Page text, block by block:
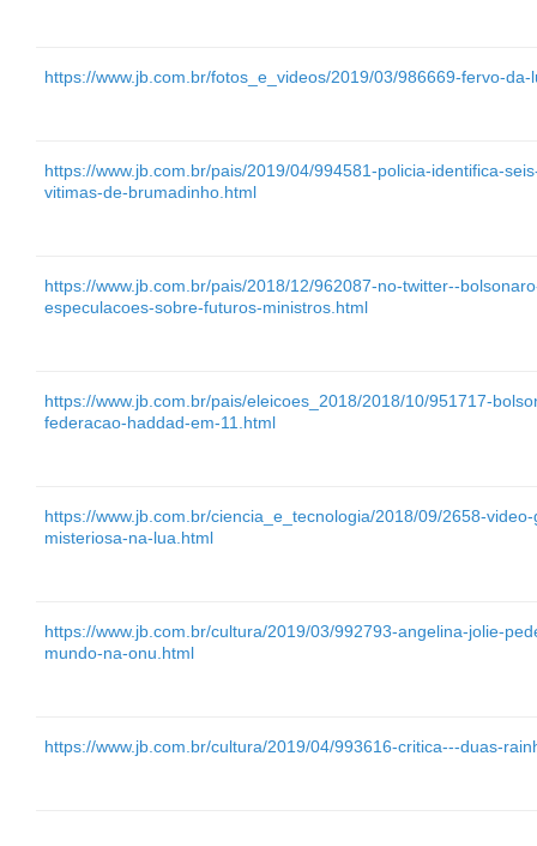
https://www.jb.com.br/fotos_e_videos/2019/03/986669-fervo-
https://www.jb.com.br/pais/2019/04/994581-policia-identifica-
vitimas-de-brumadinho.html
https://www.jb.com.br/pais/2018/12/962087-no-twitter--
especulacoes-sobre-futuros-ministros.html
https://www.jb.com.br/pais/eleicoes_2018/2018/10/951717-
federacao-haddad-em-11.html
https://www.jb.com.br/ciencia_e_tecnologia/2018/09/2658-
misteriosa-na-lua.html
https://www.jb.com.br/cultura/2019/03/992793-angelina-jolie-
mundo-na-onu.html
https://www.jb.com.br/cultura/2019/04/993616-critica---duas-